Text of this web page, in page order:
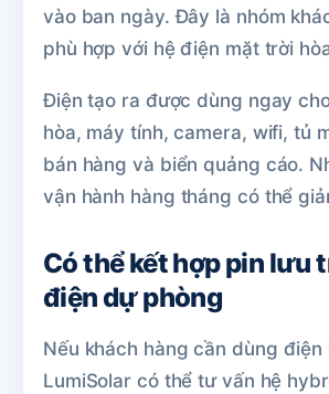
vào ban ngày. Đây là nhóm
phù hợp với hệ điện mặt trời
Điện tạo ra được dùng ngay
hòa, máy tính, camera, wifi, tủ
bán hàng và biển quảng cáo.
vận hành hàng tháng có thể
Có thể kết hợp pin lưu
điện dự phòng
Nếu khách hàng cần dùng điện
LumiSolar có thể tư vấn hệ